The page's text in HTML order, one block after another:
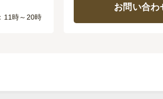
11時～20時
お問い合わ